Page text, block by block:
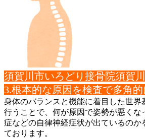
須賀川市いろどり接骨院須賀
3.根本的な原因を検査で多角
身体のバランスと機能に着目した世界
行うこ とで、何が原因で姿勢が悪く
症などの自律神経症状が出ているのか
ております。